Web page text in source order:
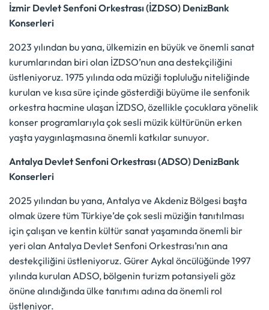
İzmir Devlet Senfoni Orkestrası (İZDSO) DenizBank
Konserleri
2023 yılından bu yana, ülkemizin en büyük ve önemli sanat
kurumlarından biri olan İZDSO’nun ana destekçiliğini
üstleniyoruz. 1975 yılında oda müziği topluluğu niteliğinde
kurulan ve kısa süre içinde gösterdiği büyüme ile senfonik
orkestra hacmine ulaşan İZDSO, özellikle çocuklara yönelik
konser programlarıyla çok sesli müzik kültürünün erken
yaşta yaygınlaşmasına önemli katkılar sunuyor.
Antalya Devlet Senfoni Orkestrası (ADSO) DenizBank
Konserleri
2025 yılından bu yana, Antalya ve Akdeniz Bölgesi başta
olmak üzere tüm Türkiye’de çok sesli müziğin tanıtılması
için çalışan ve kentin kültür sanat yaşamında önemli bir
yeri olan Antalya Devlet Senfoni Orkestrası’nın ana
destekçiliğini üstleniyoruz. Gürer Aykal öncülüğünde 1997
yılında kurulan ADSO, bölgenin turizm potansiyeli göz
önüne alındığında ülke tanıtımı adına da önemli rol
üstleniyor.